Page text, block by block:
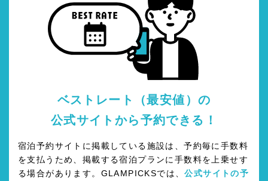
ベストレート（最安値）の
公式サイトから予約できる！
宿泊予約サイトに掲載している施設は、予約毎に手数料
を支払うため、掲載する宿泊プランに手数料を上乗せす
る場合があります。GLAMPICKSでは、公式サイトの予